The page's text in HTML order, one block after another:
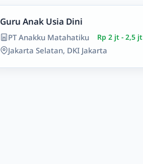
Guru Anak Usia Dini
PT Anakku Matahatiku Rp 2 jt - 2,5 jt
Jakarta Selatan, DKI Jakarta